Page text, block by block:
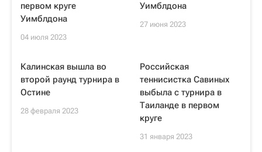
первом круге
Уимблдона
04 июля 2023
Уимблдона
27 июня 2023
Калинская вышла во
второй раунд турнира в
Остине
28 февраля 2023
Российская
теннисистка Савиных
выбыла с турнира в
Таиланде в первом
круге
31 января 2023